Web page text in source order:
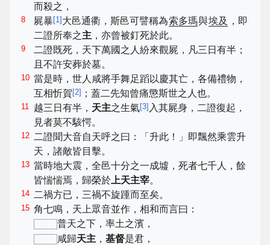
而殺之，
8 屍暴 [1] 大邑通衢，斯邑可譬稱為索多瑪與埃及
，即
二證所奉之主 ，亦曾被釘死於此。
9
二證既死，天下萬國之人紛來觀屍，凡三日有半；
且不許安葬於墓。
10 當是時，世人咸將手舞足蹈以慶其亡，各備禮物，
互相忻賀 [2] ；蓋二先知曾痛懲斯世之人也。
11 越三日有半， 天主之生氣[3] 入其屍身，二證復起，
見者莫不駭愕。
12 二證聞大音自天呼之曰：「升此！」即飄然乘雲升
天，諸敵皆目擊。
13 當時地大震，全邑十分之一成墟，死者七千人，餘
皆惴惴焉，歸榮於上天主宰。
14 二禍方已，三禍不旋踵而至矣。
15 角七鳴，天上眾音並作，相和而言曰：
普天之下，率土之濱，
咸歸天主 ，基督是君，